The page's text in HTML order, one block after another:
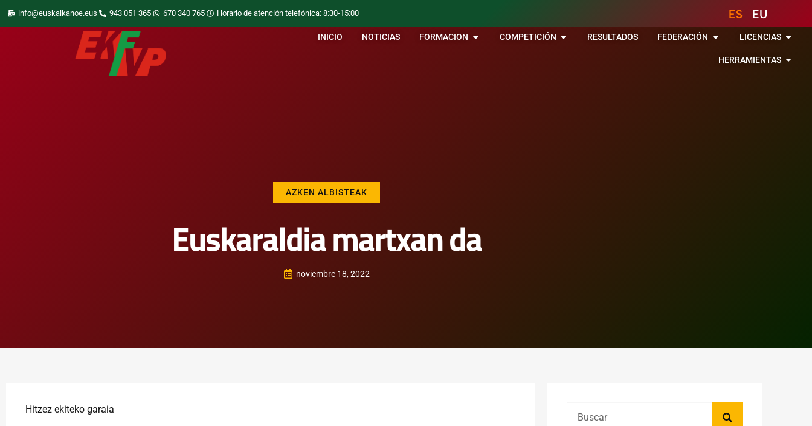
info@euskalkanoe.eus 943 051 365 670 340 765 Horario de atención telefónica: 8:30-15:00 ES EU
INICIO NOTICIAS FORMACION COMPETICIÓN RESULTADOS FEDERACIÓN LICENCIAS
HERRAMIENTAS
AZKEN ALBISTEAK
Euskaraldia martxan da
noviembre 18, 2022
Hitzez ekiteko garaia